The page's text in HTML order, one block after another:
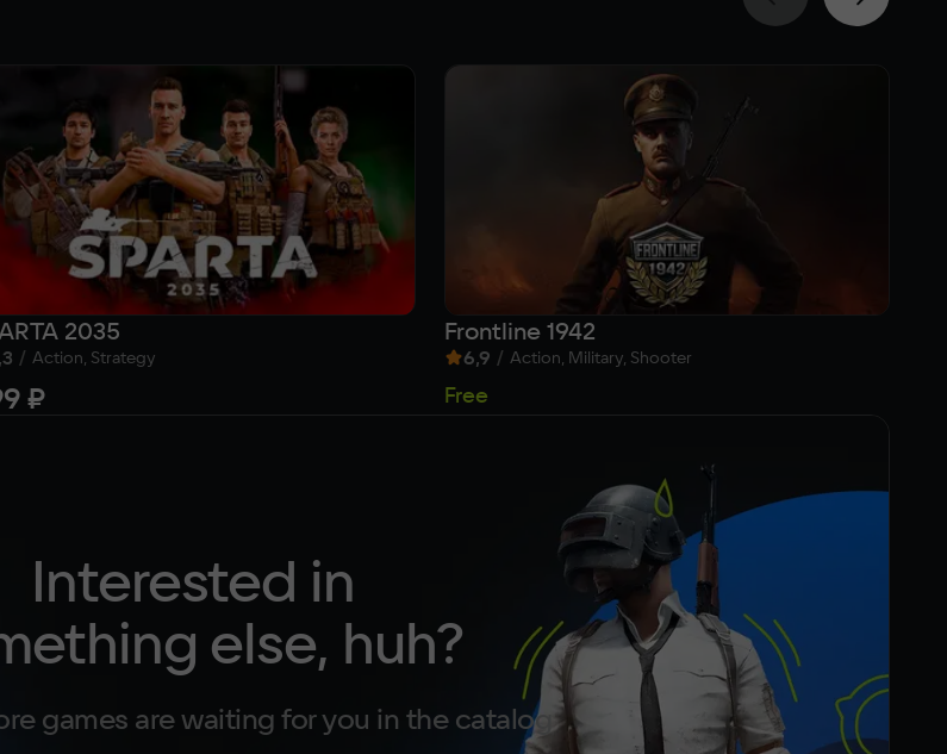
2035
/ Action, Strategy
₽
Frontline 1942
6,9 / Action, Military, Shooter
Free
Interested in
else, huh?
games are waiting for you in the catalog